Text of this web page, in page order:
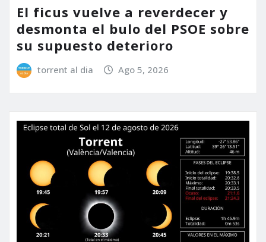
El ficus vuelve a reverdecer y
desmonta el bulo del PSOE sobre
su supuesto deterioro
torrent al dia Ago 5, 2026